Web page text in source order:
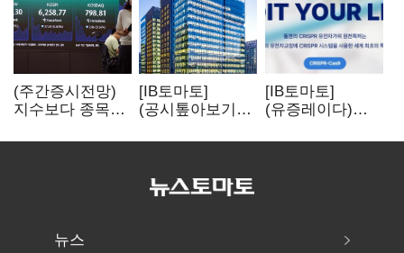
(주간증시전망)
지수보다 종목…
이어진다
[IB토마토]
(공시톺아보기)
바로 매출로
[IB토마토]
(유증레이다)
3분의 1 토막…
뉴스